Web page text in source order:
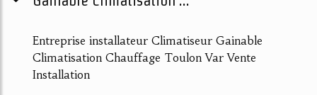
Entreprise installateur Climatiseur Gainable
Climatisation Chauffage Toulon Var Vente
Installation